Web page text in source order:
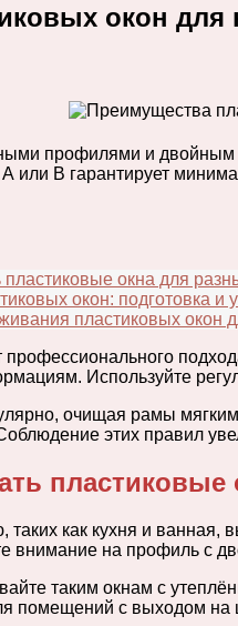
окон
профилями и двойным
В гарантирует
пластиковые окна для
окон: подготовка и
пластиковых окон
Используйте
очищая рамы
этих правил
таких как кухня и
внимание на профиль с
таким окнам с
помещений с выходом